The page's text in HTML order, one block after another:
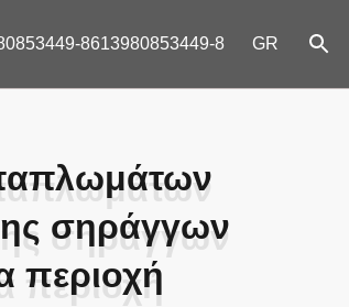
8613980853449-8 GR
σηράγγων
περιοχή
σηράγγων
περιοχή